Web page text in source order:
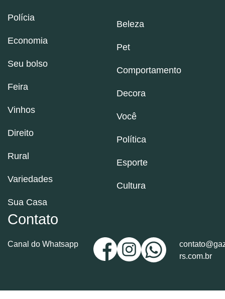
Polícia
Economia
Seu bolso
Feira
Vinhos
Direito
Rural
Variedades
Sua Casa
Beleza
Pet
Comportamento
Decora
Você
Política
Esporte
Cultura
Contato
Canal do Whatsapp
rs.com.br